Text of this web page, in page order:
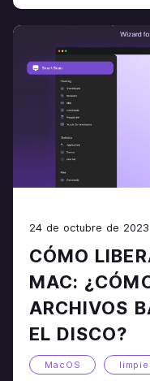
24 de octubre de 2023
CÓMO
MAC:
ARCHIVOS
EL DISCO?
MacOS